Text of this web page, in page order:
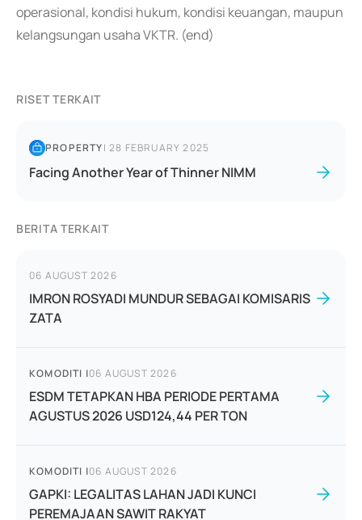
operasional, kondisi hukum, kondisi keuangan, maupun
kelangsungan usaha VKTR. (end)
RISET TERKAIT
PROPERTY|28 FEBRUARY 2025
Facing Another Year of Thinner NIMM
BERITA TERKAIT
06 AUGUST 2026
IMRON ROSYADI MUNDUR SEBAGAI KOMISARIS
ZATA
KOMODITI |06 AUGUST 2026
ESDM TETAPKAN HBA PERIODE PERTAMA
AGUSTUS 2026 USD124,44 PER TON
KOMODITI |06 AUGUST 2026
GAPKI: LEGALITAS LAHAN JADI KUNCI
PEREMAJAAN SAWIT RAKYAT